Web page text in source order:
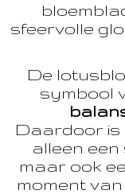
sfeervolle
De
symbool
Daardoor is
alleen een
maar ook
moment